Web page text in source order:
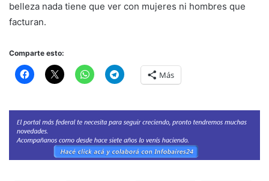
belleza nada tiene que ver con mujeres ni hombres que
facturan.
Comparte esto:
Más